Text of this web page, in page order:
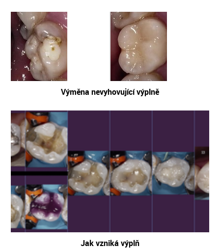
Výměna nevyhovující výplně
Jak vzniká výplň